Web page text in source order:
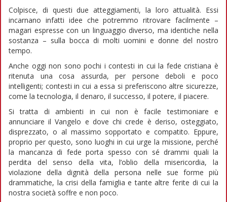
Colpisce, di questi due atteggiamenti, la loro attualità. Essi
incarnano infatti idee che potremmo ritrovare facilmente –
magari espresse con un linguaggio diverso, ma identiche nella
sostanza – sulla bocca di molti uomini e donne del nostro
tempo.
Anche oggi non sono pochi i contesti in cui la fede cristiana è
ritenuta una cosa assurda, per persone deboli e poco
intelligenti; contesti in cui a essa si preferiscono altre sicurezze,
come la tecnologia, il denaro, il successo, il potere, il piacere.
Si tratta di ambienti in cui non è facile testimoniare e
annunciare il Vangelo e dove chi crede è deriso, osteggiato,
disprezzato, o al massimo sopportato e compatito. Eppure,
proprio per questo, sono luoghi in cui urge la missione, perché
la mancanza di fede porta spesso con sé drammi quali la
perdita del senso della vita, l’oblio della misericordia, la
violazione della dignità della persona nelle sue forme più
drammatiche, la crisi della famiglia e tante altre ferite di cui la
nostra società soffre e non poco.